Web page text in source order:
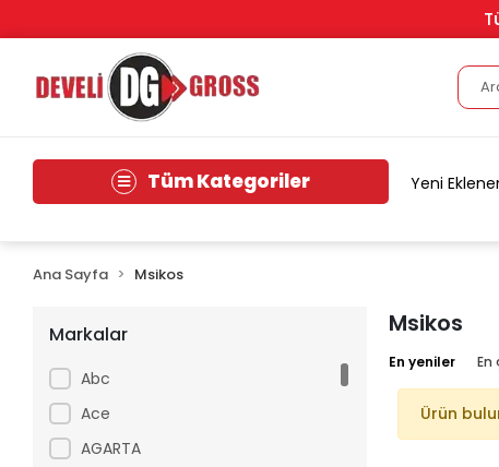
Tüm Kategoriler Yeni
Ana Sayfa Msikos
Markalar
Abc
Ace
AGARTA
Msikos
En yeniler En
Ürün